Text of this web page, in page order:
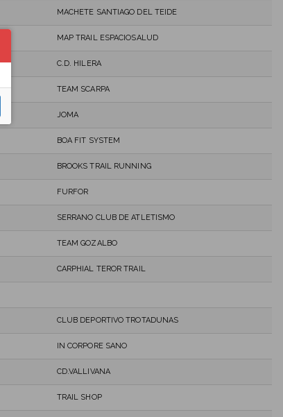
MACHETE SANTIAGO DEL TEIDE
MAP TRAIL ESPACIOSALUD
C.D. HILERA
TEAM SCARPA
JOMA
BOA FIT SYSTEM
BROOKS TRAIL RUNNING
FURFOR
SERRANO CLUB DE ATLETISMO
TEAM GOZALBO
CARPHIAL TEROR TRAIL
CLUB DEPORTIVO TROTADUNAS
IN CORPORE SANO
CD.VALLIVANA
TRAIL SHOP